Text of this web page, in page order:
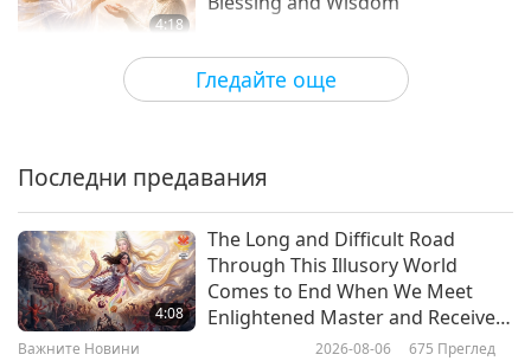
Гледайте още
4:18
Важните Новини 2026-06-16 3490
33:29
Seeing Lord Jesus Is Supreme
Master Ching Hai
Последни предавания
4:08
The Long and Difficult Road
Through This Illusory World
Comes to End When We Meet
Enlightened Master and Receive
Важните Новини 2026-08-06 675 Преглед